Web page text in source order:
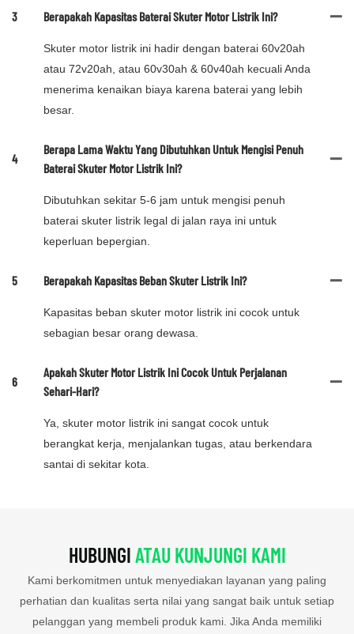
3 Berapakah Kapasitas Baterai Skuter Motor Listrik Ini?
Skuter motor listrik ini hadir dengan baterai 60v20ah
atau 72v20ah, atau 60v30ah & 60v40ah kecuali Anda
menerima kenaikan biaya karena baterai yang lebih
besar.
4
Berapa Lama Waktu Yang Dibutuhkan Untuk Mengisi Penuh
Baterai Skuter Motor Listrik Ini?
Dibutuhkan sekitar 5-6 jam untuk mengisi penuh
baterai skuter listrik legal di jalan raya ini untuk
keperluan bepergian.
5 Berapakah Kapasitas Beban Skuter Listrik Ini?
Kapasitas beban skuter motor listrik ini cocok untuk
sebagian besar orang dewasa.
6
Apakah Skuter Motor Listrik Ini Cocok Untuk Perjalanan
Sehari-Hari?
Ya, skuter motor listrik ini sangat cocok untuk
berangkat kerja, menjalankan tugas, atau berkendara
santai di sekitar kota.
HUBUNGIATAU KUNJUNGI KAMI
Kami berkomitmen untuk menyediakan layanan yang paling
perhatian dan kualitas serta nilai yang sangat baik untuk setiap
pelanggan yang membeli produk kami. Jika Anda memiliki